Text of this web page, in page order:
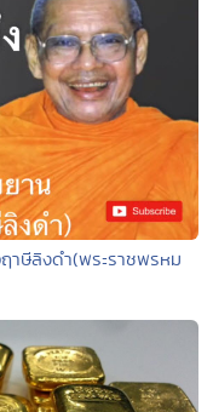
าษีลิงดำ(พระราชพรหม